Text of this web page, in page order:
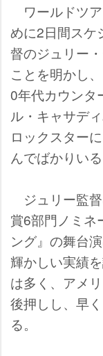
ワールドツ
めに2日間スケ
督のジュリー
ことを明かし
0年代カウンタ
ル・キャサデ
ロックスター
んでばかりい
ジュリー監
賞6部門ノミネ
ング』の舞台
輝かしい実績
は多く、アメ
後押しし、早
る。